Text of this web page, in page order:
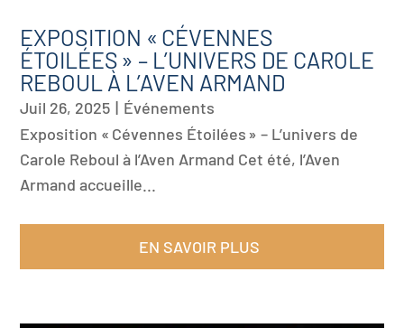
EXPOSITION « CÉVENNES
ÉTOILÉES » – L’UNIVERS DE CAROLE
REBOUL À L’AVEN ARMAND
Juil 26, 2025 | Événements
Exposition « Cévennes Étoilées » – L’univers de
Carole Reboul à l’Aven Armand Cet été, l’Aven
Armand accueille...
EN SAVOIR PLUS